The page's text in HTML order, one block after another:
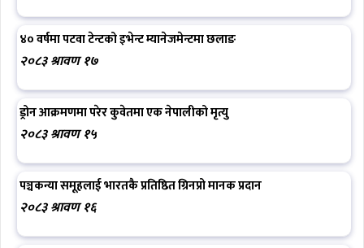
४० वर्षमा पटवा टेन्टको इभेन्ट म्यानेजमेन्टमा छलाङ
२०८३ श्रावण १७
ड्रोन आक्रमणमा परेर कुवेतमा एक नेपालीको मृत्यु
२०८३ श्रावण १५
पञ्चकन्या समूहलाई भारतकै प्रतिष्ठित ग्रिनप्रो मानक प्रदान
२०८३ श्रावण १६